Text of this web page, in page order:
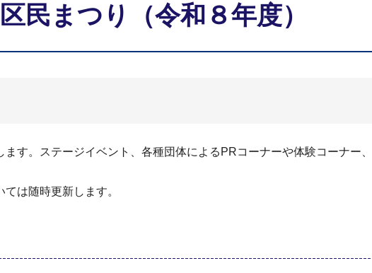
民まつり（令和８年度）
す。ステージイベント、各種団体によるPRコーナーや体験コーナー
は随時更新します。